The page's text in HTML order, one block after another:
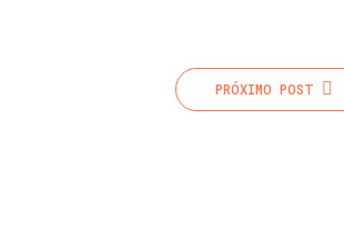
PRÓXIMO POST